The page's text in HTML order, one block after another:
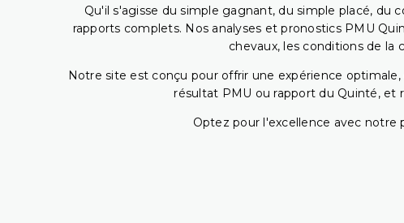
Qu'il s'agisse du simple gagnant, du simple placé, du
rapports complets. Nos analyses et pronostics PMU
chevaux, les conditions de la
Notre site est conçu pour offrir une expérience
résultat PMU ou rapport du Quinté, et
Optez pour l'excellence avec notre